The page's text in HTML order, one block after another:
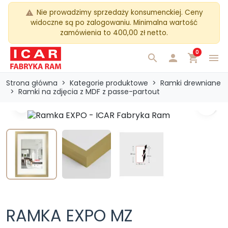
warning Nie prowadzimy sprzedaży konsumenckiej. Ceny
widoczne są po zalogowaniu. Minimalna wartość
zamówienia to 400,00 zł netto.
menu
search  shopping_cart
0
Strona główna Kategorie produktowe
Ramki drewniane
Ramki na zdjęcia z MDF z passe-partout
Previous Next
RAMKA EXPO MZ